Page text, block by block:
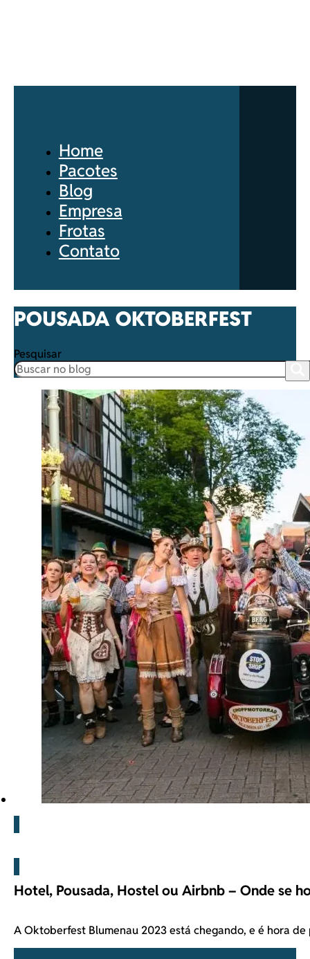
Home
Pacotes
Blog
Empresa
Frotas
Contato
POUSADA OKTOBERFEST
Pesquisar
Hotel, Pousada, Hostel ou Airbnb – Onde se
A Oktoberfest Blumenau 2023 está chegando, e é hora